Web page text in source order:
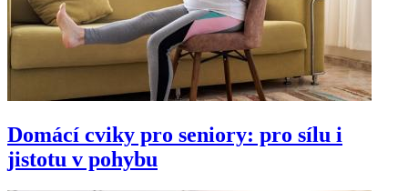
Domácí cviky pro seniory: pro sílu i
jistotu v pohybu